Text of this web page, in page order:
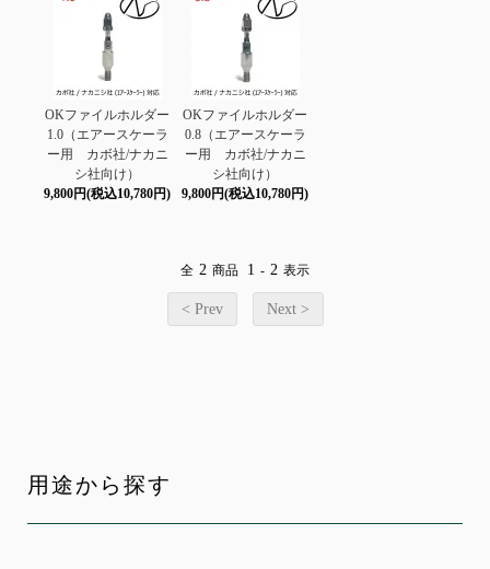
OKファイルホルダー
1.0（エアースケーラ
ー用 カボ社/ナカニ
シ社向け）
9,800円(税込10,780円)
OKファイルホルダー
0.8（エアースケーラ
ー用 カボ社/ナカニ
シ社向け）
9,800円(税込10,780円)
全 2 商品 1 - 2 表示
< Prev Next >
用途から探す